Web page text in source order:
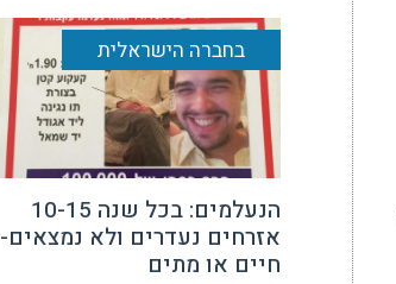
בחברה הישראלית
הנעלמים: בכל שנה 10-15
אזרחים נעדרים ולא נמצאים-
חיים או מתים